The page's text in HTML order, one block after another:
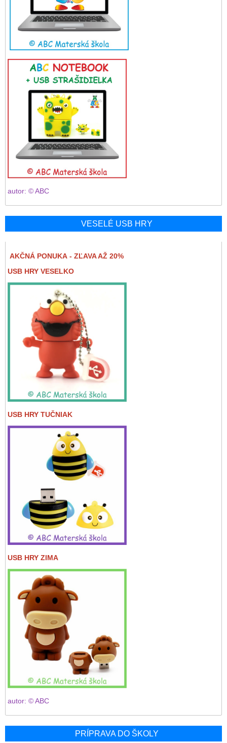
autor: © ABC
VESELÉ USB HRY
AKČNÁ PONUKA - ZĽAVA AŽ 20%
USB HRY VESELKO
USB HRY TUČNIAK
USB HRY ZIMA
autor: © ABC
PRÍPRAVA DO ŠKOLY